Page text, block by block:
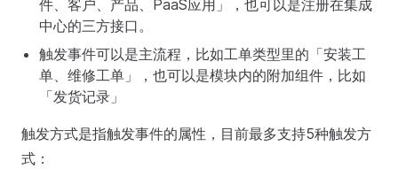
件、客户、产品、PaaS应用」，也可以是注册在集成
中心的三方接口。
触发事件可以是主流程，比如工单类型里的「安装工
单、维修工单」，也可以是模块内的附加组件，比如
「发货记录」
触发方式是指触发事件的属性，目前最多支持5种触发方
式：